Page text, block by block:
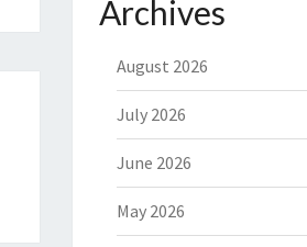
Archives
August 2026
July 2026
June 2026
May 2026